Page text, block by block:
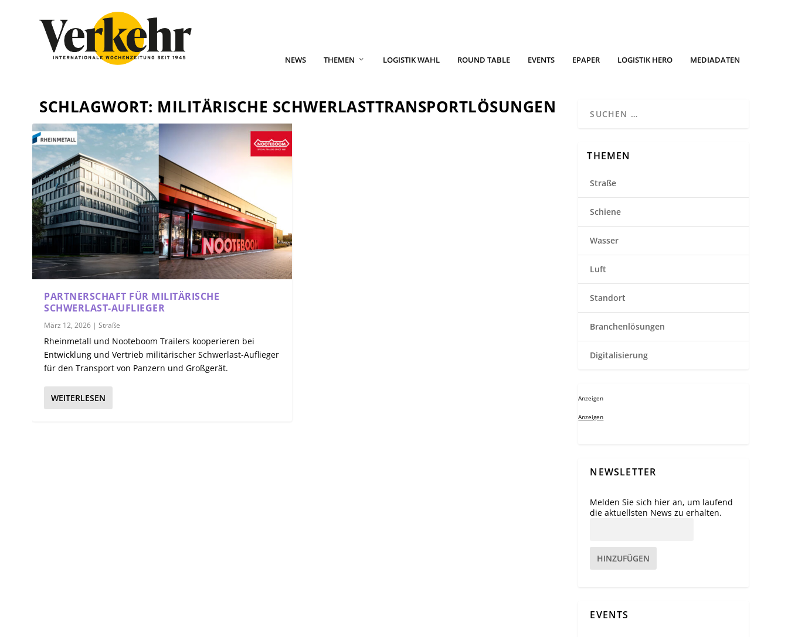
NEWS THEMEN LOGISTIK WAHL ROUND TABLE EVENTS EPAPER LOGISTIK HERO MEDIADATEN
SCHLAGWORT: MILITÄRISCHE SCHWERLASTTRANSPORTLÖSUNGEN
PARTNERSCHAFT FÜR MILITÄRISCHE
SCHWERLAST-AUFLIEGER
März 12, 2026 |Straße
Rheinmetall und Nooteboom Trailers kooperieren bei
Entwicklung und Vertrieb militärischer Schwerlast-Auflieger
für den Transport von Panzern und Großgerät.
WEITERLESEN
THEMEN
Straße
Schiene
Wasser
Luft
Standort
Branchenlösungen
Digitalisierung
Anzeigen
Anzeigen
NEWSLETTER
Melden Sie sich hier an, um laufend
die aktuellsten News zu erhalten.
HINZUFÜGEN
EVENTS